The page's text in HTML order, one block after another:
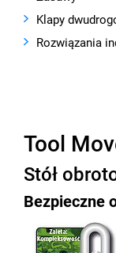
Klapy
Rozwiązania
Tool
Stół
Bezpieczne